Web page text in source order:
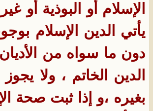
الإسلام أو البوذية أو
يأتي الدين الإسلام
دون ما سواه من
الدين الخاتم ، ولا يجوز
بغيره ،و إذا ثبت صحة